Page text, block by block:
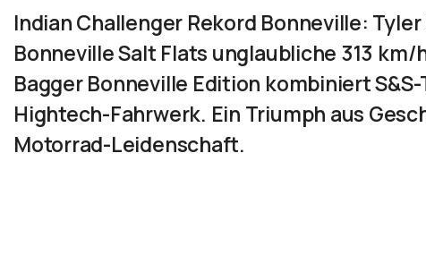
Indian Challenger Rekord Bonneville:
Bonneville Salt Flats unglaubliche 313
Bagger Bonneville Edition kombiniert
Hightech-Fahrwerk. Ein Triumph aus
Motorrad-Leidenschaft.